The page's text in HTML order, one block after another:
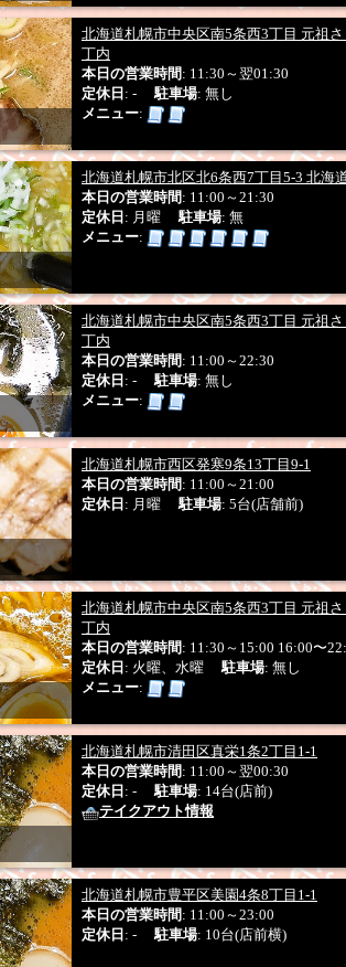
東区アクション 豊平アクション 清田アクション
の道札幌２参加店 らの道札幌３参加店 らの道札
6参加店
フードコート 元祖札幌ラーメン横丁 新ラーメン
Credit QUICPay iD Suica
auPAY
北海道札幌市中央区南5条西3丁目 元祖
丁内
本日の営業時間 : 11:30～翌01:30
定休日 : -駐車場: 無し
メニュー:
北海道札幌市北区北6条西7丁目5-3 北海
本日の営業時間 : 11:00～21:30
定休日 : 月曜駐車場: 無
メニュー:
北海道札幌市中央区南5条西3丁目 元祖
丁内
本日の営業時間 : 11:00～22:30
定休日 : -駐車場: 無し
メニュー:
北海道札幌市西区発寒9条13丁目9-1
本日の営業時間 : 11:00～21:00
定休日 : 月曜駐車場: 5台(店舗前)
北海道札幌市中央区南5条西3丁目 元祖
丁内
本日の営業時間 : 11:30～15:00 16:00〜
定休日 : 火曜、水曜駐車場: 無し
メニュー:
北海道札幌市清田区真栄1条2丁目1-1
本日の営業時間 : 11:00～翌00:30
定休日 : -駐車場: 14台(店前)
テイクアウト情報
北海道札幌市豊平区美園4条8丁目1-1
本日の営業時間 : 11:00～23:00
定休日 : -駐車場: 10台(店前横)